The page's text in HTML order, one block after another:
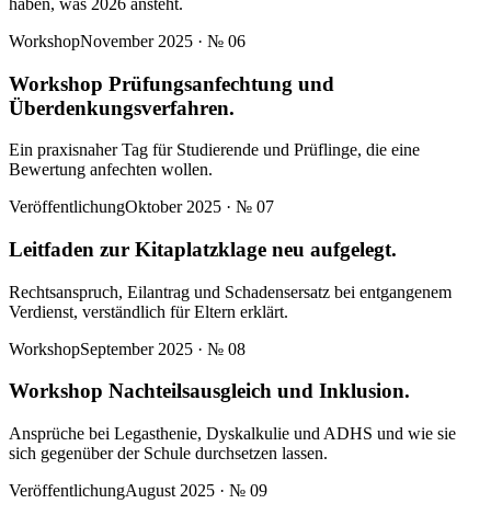
WorkshopNovember 2025 · № 06
Workshop Prüfungsanfechtung und
Überdenkungsverfahren.
Ein praxisnaher Tag für Studierende und Prüflinge, die eine
Bewertung anfechten wollen.
VeröffentlichungOktober 2025 · № 07
Leitfaden zur Kitaplatzklage neu aufgelegt.
Rechtsanspruch, Eilantrag und Schadensersatz bei entgangenem
Verdienst, verständlich für Eltern erklärt.
WorkshopSeptember 2025 · № 08
Workshop Nachteilsausgleich und Inklusion.
Ansprüche bei Legasthenie, Dyskalkulie und ADHS und wie sie
sich gegenüber der Schule durchsetzen lassen.
VeröffentlichungAugust 2025 · № 09